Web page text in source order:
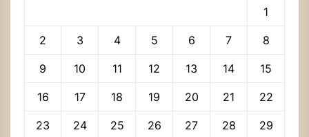
1
2 3 4 5 6 7 8
9 10 11 12 13 14 15
16 17 18 19 20 21 22
23 24 25 26 27 28 29